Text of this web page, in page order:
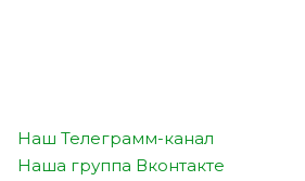
Наш Телеграмм-канал
Наша группа Вконтакте